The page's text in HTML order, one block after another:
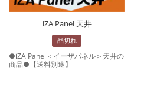
iZA Panel 天井
品切れ
●iZA Panel＜イーザパネル＞天井の
商品●【送料別途】